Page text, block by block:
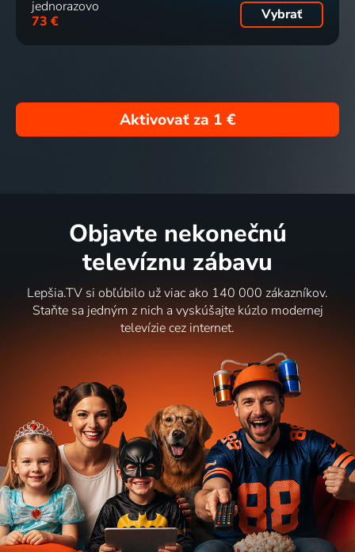
jednorazovo
73 €
Vybrať
Aktivovať za 1 €
Objavte nekonečnú
televíznu zábavu
Lepšia.TV si obľúbilo už viac ako 140 000 zákazníkov.
Staňte sa jedným z nich a vyskúšajte kúzlo modernej
televízie cez internet.